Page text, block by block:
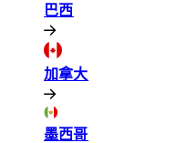
巴西​​
加拿大​​
墨西哥​​